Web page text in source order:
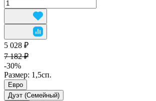
5 028 ₽
7 182 ₽
-30%
Размер: 1,5сп.
Евро
Дуэт (Семейный)